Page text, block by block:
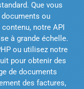
Que vous
ou
notre API
à grande échelle.
ou utilisez notre
pour obtenir des
de documents
des factures,